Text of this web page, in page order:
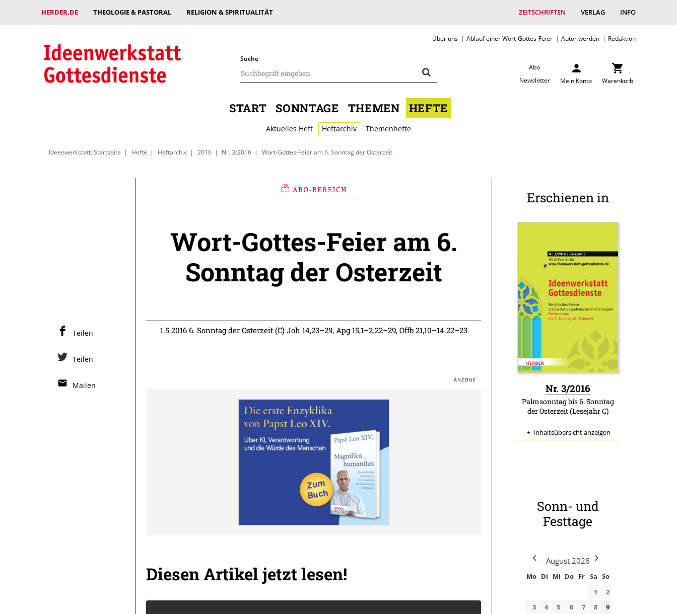
HERDER.DE THEOLOGIE & PASTORAL RELIGION & SPIRITUALITÄT ZEITSCHRIFTEN VERLAG INFO
Über uns Ablauf einer Wort-Gottes-Feier Autor werden Redaktion
Suche
Abo
Newsletter
Mein Konto Warenkorb
START SONNTAGE THEMEN HEFTE
Aktuelles Heft Heftarchiv Themenhefte
Ideenwerkstatt: Startseite Hefte Heftarchiv 2016 Nr. 3/2016 Wort-Gottes-Feier am 6. Sonntag der Osterzeit
Wort-Gottes-Feier am 6.
Sonntag der Osterzeit
1.5.2016 6. Sonntag der Osterzeit (C) Joh 14,23–29, Apg 15,1–2.22–29, Offb 21,10–14.22–23
Diesen Artikel jetzt lesen!
Teilen
Teilen
Mailen
Erschienen in
Nr. 3/2016:
Palmsonntag bis 6. Sonntag
der Osterzeit (Lesejahr C)
Inhaltsübersicht anzeigen
Sonn- und
Festtage
August 2026
Mo Di Mi Do Fr Sa So
1
2
3
4 5 6 7 8
9